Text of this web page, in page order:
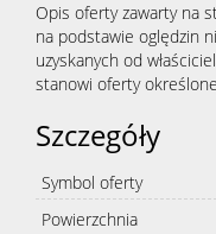
Opis oferty zawarty na
na podstawie oględzin
uzyskanych od
stanowi oferty
Szczegóły
Symbol oferty
Powierzchnia